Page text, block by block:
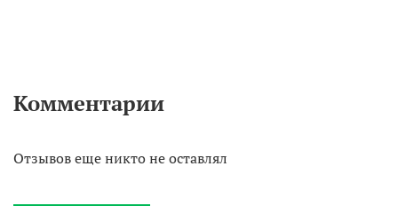
Комментарии
Отзывов еще никто не оставлял